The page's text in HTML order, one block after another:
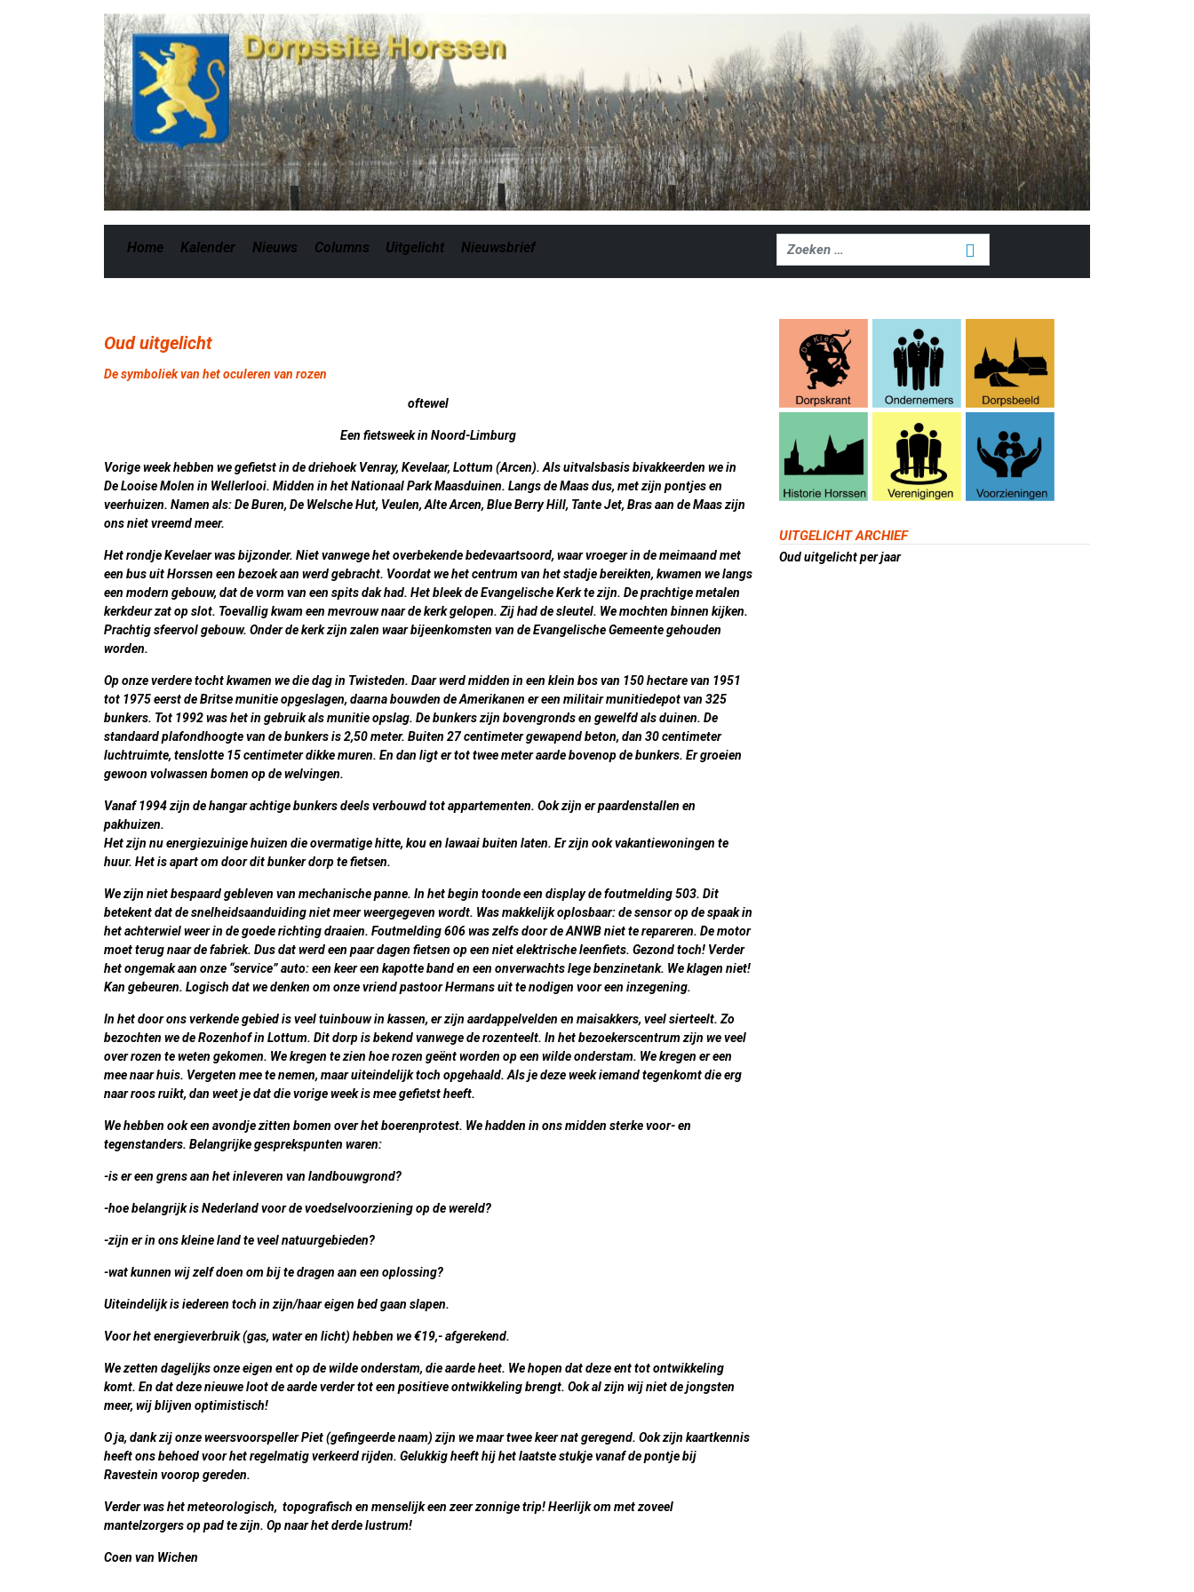
Home Kalender Nieuws Columns Uitgelicht Nieuwsbrief
Zoeken
Oud uitgelicht
De symboliek van het oculeren van rozen
oftewel
Een fietsweek in Noord-Limburg
Vorige week hebben we gefietst in de driehoek Venray, Kevelaar, Lottum (Arcen). Als uitvalsbasis bivakkeerden we in
De Looise Molen in Wellerlooi. Midden in het Nationaal Park Maasduinen. Langs de Maas dus, met zijn pontjes en
veerhuizen. Namen als: De Buren, De Welsche Hut, Veulen, Alte Arcen, Blue Berry Hill, Tante Jet, Bras aan de Maas zijn
ons niet vreemd meer.
Het rondjeKevelaerwas bijzonder. Niet vanwege het overbekende bedevaartsoord, waar vroeger in de meimaand met
een bus uit Horssen een bezoek aan werd gebracht. Voordat we het centrum van het stadje bereikten, kwamen we langs
een modern gebouw, dat de vorm van een spits dak had. Het bleek de Evangelische Kerk te zijn. De prachtige metalen
kerkdeur zat op slot. Toevallig kwam een mevrouw naar de kerk gelopen. Zij had de sleutel. We mochten binnen kijken.
Prachtig sfeervol gebouw. Onder de kerk zijn zalen waar bijeenkomsten van de Evangelische Gemeente gehouden
worden.
Op onze verdere tocht kwamen we die dag in Twisteden. Daar werd midden in een klein bos van 150 hectare van 1951
tot 1975 eerst de Britse munitie opgeslagen, daarna bouwden de Amerikanen er een militair munitiedepot van 325
bunkers. Tot 1992 was het in gebruik als munitie opslag. De bunkers zijn bovengronds en gewelfd als duinen. De
standaard plafondhoogte van de bunkers is 2,50 meter. Buiten 27 centimeter gewapend beton, dan 30 centimeter
luchtruimte, tenslotte 15 centimeter dikke muren. En dan ligt er tot twee meter aarde bovenop de bunkers. Er groeien
gewoon volwassen bomen op de welvingen.
Vanaf 1994 zijn de hangar achtige bunkers deels verbouwd tot appartementen. Ook zijn er paardenstallen en
pakhuizen.
Het zijn nu energiezuinige huizen die overmatige hitte, kou en lawaai buiten laten. Er zijn ook vakantiewoningen te
huur. Het is apart om door dit bunker dorp te fietsen.
We zijn niet bespaard gebleven van mechanische panne. In het begin toonde een display de foutmelding 503. Dit
betekent dat de snelheidsaanduiding niet meer weergegeven wordt. Was makkelijk oplosbaar: de sensor op de spaak in
het achterwiel weer in de goede richting draaien. Foutmelding 606 was zelfs door de ANWB niet te repareren. De motor
moet terug naar de fabriek. Dus dat werd een paar dagen fietsen op een niet elektrische leenfiets. Gezond toch! Verder
het ongemak aan onze “service” auto: een keer een kapotte band en een onverwachts lege benzinetank. We klagen niet!
Kan gebeuren. Logisch dat we denken om onze vriend pastoor Hermans uit te nodigen voor een inzegening.
In het door ons verkende gebied is veel tuinbouw in kassen, er zijn aardappelvelden en maisakkers, veel sierteelt. Zo
bezochten we deRozenhofin Lottum. Dit dorp is bekend vanwege de rozenteelt. In het bezoekerscentrum zijn we veel
over rozen te weten gekomen. We kregen te zien hoe rozen geënt worden op een wilde onderstam. We kregen er een
mee naar huis. Vergeten mee te nemen, maar uiteindelijk toch opgehaald. Als je deze week iemand tegenkomt die erg
naar roos ruikt, dan weet je dat die vorige week is mee gefietst heeft.
We hebben ook een avondje zitten bomen over hetboerenprotest. We hadden in ons midden sterke voor- en
tegenstanders. Belangrijke gesprekspunten waren:
-is er een grens aan het inleveren van landbouwgrond?
-hoe belangrijk is Nederland voor de voedselvoorziening op de wereld?
-zijn er in ons kleine land te veel natuurgebieden?
-wat kunnen wij zelf doen om bij te dragen aan een oplossing?
Uiteindelijk is iedereen toch in zijn/haar eigen bed gaan slapen.
Voor het energieverbruik (gas, water en licht) hebben we €19,- afgerekend.
We zetten dagelijks onzeeigen entop de wilde onderstam, die aarde heet. We hopen dat deze ent tot ontwikkeling
komt. En dat deze nieuwe loot de aarde verder tot een positieve ontwikkeling brengt. Ook al zijn wij niet de jongsten
meer, wij blijven optimistisch!
O ja, dank zij onze weersvoorspeller Piet (gefingeerde naam) zijn we maar twee keer nat geregend. Ook zijn kaartkennis
heeft ons behoed voor het regelmatig verkeerd rijden. Gelukkig heeft hij het laatste stukje vanaf de pontje bij
Ravestein voorop gereden.
Verder was het meteorologisch, topografisch en menselijk een zeer zonnige trip! Heerlijk om met zoveel
mantelzorgers op pad te zijn. Op naar het derde lustrum!
Coen van Wichen
UITGELICHT ARCHIEF
Oud uitgelicht per jaar